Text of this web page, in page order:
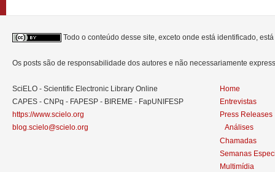
Todo o conteúdo desse site, exceto onde está identificado,
Os posts são de responsabilidade dos autores e não necessariamente
SciELO - Scientific Electronic Library Online
CAPES - CNPq - FAPESP - BIREME - FapUNIFESP
https://www.scielo.org
blog.scielo@scielo.org
Home
Entrevistas
Press Releases
Análises
Chamadas
Semanas
Multimídia